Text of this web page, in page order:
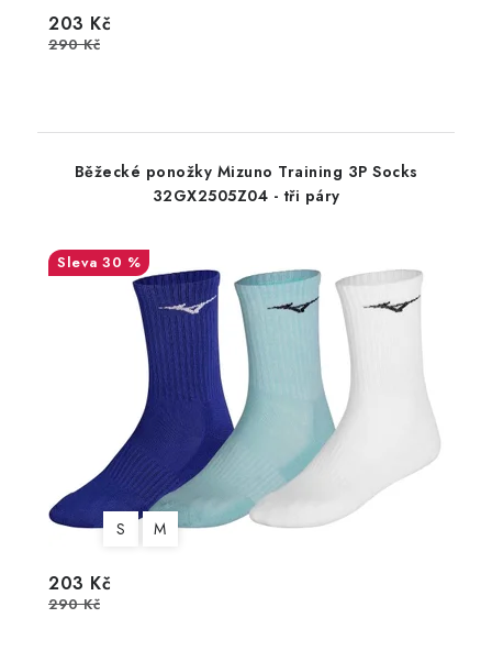
203 Kč
290 Kč
Běžecké ponožky Mizuno Training 3P Socks
32GX2505Z04 - tři páry
30 %
S M
203 Kč
290 Kč